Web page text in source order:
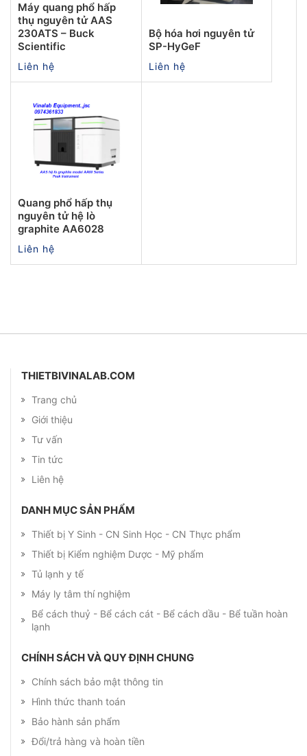
Máy quang phổ hấp
thụ nguyên tử AAS
230ATS – Buck
Scientific
Liên hệ
Bộ hóa hơi nguyên tử
SP-HyGeF
Liên hệ
Quang phổ hấp thụ
nguyên tử hệ lò
graphite AA6028
Liên hệ
THIETBIVINALAB.COM
Trang chủ
Giới thiệu
Tư vấn
Tin tức
Liên hệ
DANH MỤC SẢN PHẨM
Thiết bị Y Sinh - CN Sinh Học - CN Thực phẩm
Thiết bị Kiểm nghiệm Dược - Mỹ phẩm
Tủ lạnh y tế
Máy ly tâm thí nghiệm
Bể cách thuỷ - Bể cách cát - Bể cách dầu - Bể tuần hoàn
lạnh
CHÍNH SÁCH VÀ QUY ĐỊNH CHUNG
Chính sách bảo mật thông tin
Hình thức thanh toán
Bảo hành sản phẩm
Đổi/trả hàng và hoàn tiền